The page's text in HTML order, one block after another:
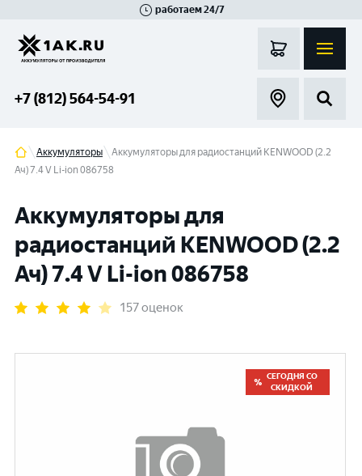
работаем 24/7
+7 (812) 564-54-91
Аккумуляторы
Аккумуляторы для радиостанций KENWOOD (2.2
Ач) 7.4 V Li-ion 086758
Аккумуляторы для
радиостанций KENWOOD (2.2
Ач) 7.4 V Li-ion 086758
157 оценок
СЕГОДНЯ СО
СКИДКОЙ
Гатчина